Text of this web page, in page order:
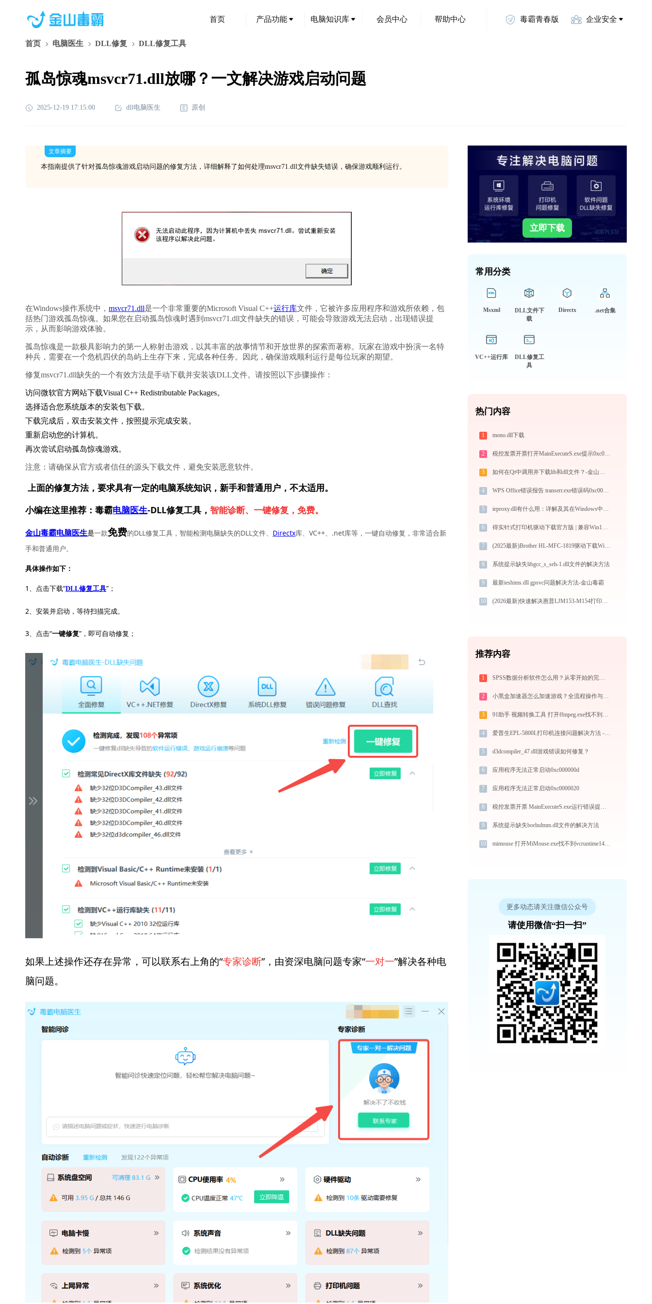
首页 产品功能 电脑知识库 会员中心 帮助中心 毒霸青春版 企业安全
首页 电脑医生 DLL修复 DLL修复工具
孤岛惊魂msvcr71.dll放哪？一文解决游戏启动问题
2025-12-19 17:15:00 dll电脑医生 原创
文章摘要
本指南提供了针对孤岛惊魂游戏启动问题的修复方法，详细解释了如何处理msvcr71.dll文件缺失错误，确保游戏顺利运行。
在Windows操作系统中， msvcr71.dll是一个非常重要的Microsoft Visual C++运行库文件，它被许多应用程序和游戏所依赖，包
括热门游戏孤岛惊魂。如果您在启动孤岛惊魂时遇到msvcr71.dll文件缺失的错误，可能会导致游戏无法启动，出现错误提
示，从而影响游戏体验。
孤岛惊魂是一款极具影响力的第一人称射击游戏，以其丰富的故事情节和开放世界的探索而著称。玩家在游戏中扮演一名特
种兵，需要在一个危机四伏的岛屿上生存下来，完成各种任务。因此，确保游戏顺利运行是每位玩家的期望。
修复msvcr71.dll缺失的一个有效方法是手动下载并安装该DLL文件。请按照以下步骤操作：
访问微软官方网站下载Visual C++ Redistributable Packages。
选择适合您系统版本的安装包下载。
下载完成后，双击安装文件，按照提示完成安装。
重新启动您的计算机。
再次尝试启动孤岛惊魂游戏。
注意：请确保从官方或者信任的源头下载文件，避免安装恶意软件。
上面的修复方法，要求具有一定的电脑系统知识，新手和普通用户，不太适用。
小编在这里推荐：毒霸电脑医生-DLL修复工具， 智能诊断、一键修复，免费。
金山毒霸电脑医生是一款免费的DLL修复工具，智能检测电脑缺失的DLL文件、 Directx库、VC++、.net库等，一键自动修复，非常适合新
手和普通用户。
具体操作如下：
1、点击下载“DLL修复工具”；
2、安装并启动，等待扫描完成。
3、点击“一键修复”，即可自动修复；
如果上述操作还存在异常，可以联系右上角的“专家诊断”，由资深电脑问题专家“一对一”解决各种电
脑问题。
立即下载
常用分类
Msxml
DLL文件下
载
Directx .net合集
VC++运行库
DLL修复工
具
热门内容
1 mono.dll下载
2 税控发票开票打开MainExecuteS.exe提示0xc000000d错误码怎么办
3 如何在Qt中调用并下载lib和dll文件？-金山毒霸
4 WPS Office错误报告 transerr.exe错误码0xc000000d处理办法
5 ieproxy.dll有什么用：详解及其在Windows中的角色
6 得实针式打印机驱动下载官方版 | 兼容Win10/Win11
7 (2025最新)Brother HL-MFC-1819驱动下载Win10/Win11安装教程
8 系统提示缺失libgcc_s_seh-1.dll文件的解决方法
9 最新ieshims.dll gpsvc问题解决方法-金山毒霸
10 (2026最新)快速解决惠普LJM153-M154打印机驱动安装问题，这篇文章告诉你方法
推荐内容
1 SPSS数据分析软件怎么用？从零开始的完整操作指南（附实战案例）
2 小黑盒加速器怎么加速游戏？全流程操作与节点选择指南
3 91助手 视频转换工具 打开ffmpeg.exe找不到avdevice-58.dll怎么办
4 爱普生EPL-5800L打印机连接问题解决方法 -金山毒霸
5 d3dcompiler_47.dll游戏错误如何修复？
6 应用程序无法正常启动0xc000000d
7 应用程序无法正常启动0xc0000020
8 税控发票开票 MainExecuteS.exe运行错误提示0xc000000d的解决办法
9 系统提示缺失borlndmm.dll文件的解决方法
10 mimouse 打开MiMouse.exe找不到vcruntime140.dll怎么办
更多动态请关注微信公众号
请使用微信“扫一扫”